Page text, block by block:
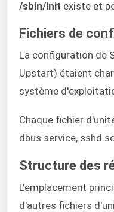
/sbin/init existe et
Fichiers de
La configuration de
Upstart) étaient
système
Chaque fichier
dbus.service,
Structure des
L'emplacement
d'autres fichiers